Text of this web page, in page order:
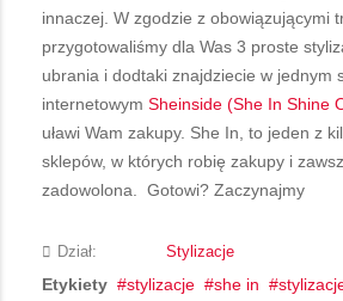
innaczej. W zgodzie z obowiązującymi
przygotowaliśmy dla Was 3 proste
ubrania i dodtaki znajdziecie w jednym
internetowym Sheinside (She In Shine
uławi Wam zakupy. She In, to jeden z
sklepów, w których robię zakupy i
zadowolona. Gotowi? Zaczynajmy
Dział: Stylizacje
Etykiety stylizacje she in